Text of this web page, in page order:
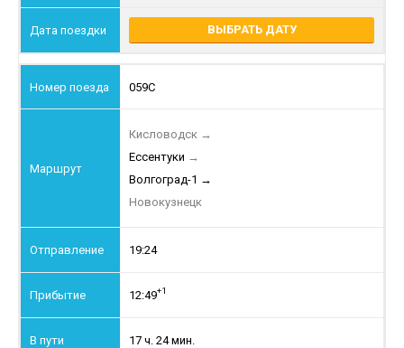
ВЫБРАТЬ ДАТУ
059С
Кисловодск →
Ессентуки →
Волгоград-1 →
Новокузнецк
19:24
12:49+1
17 ч. 24 мин.